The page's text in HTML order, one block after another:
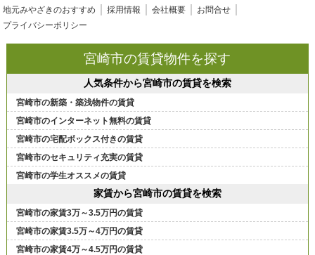
地元みやざきのおすすめ
採用情報 会社概要
お問合せ
プライバシーポリシー
宮崎市の賃貸物件を探す
人気条件から宮崎市の賃貸を検索
宮崎市の新築・築浅物件の賃貸
宮崎市のインターネット無料の賃貸
宮崎市の宅配ボックス付きの賃貸
宮崎市のセキュリティ充実の賃貸
宮崎市の学生オススメの賃貸
家賃から宮崎市の賃貸を検索
宮崎市の家賃3万～3.5万円の賃貸
宮崎市の家賃3.5万～4万円の賃貸
宮崎市の家賃4万～4.5万円の賃貸